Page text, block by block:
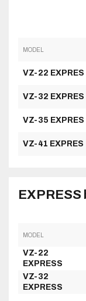
MODEL
VZ-22 EXPRES
VZ-32 EXPRES
VZ-35 EXPRES
VZ-41 EXPRES
MODEL
VZ-22
EXPRESS
VZ-32
EXPRESS